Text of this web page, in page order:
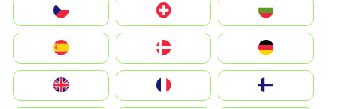
България
Switzerland
Czechia
Deutschland
Denmark
United Kingdom